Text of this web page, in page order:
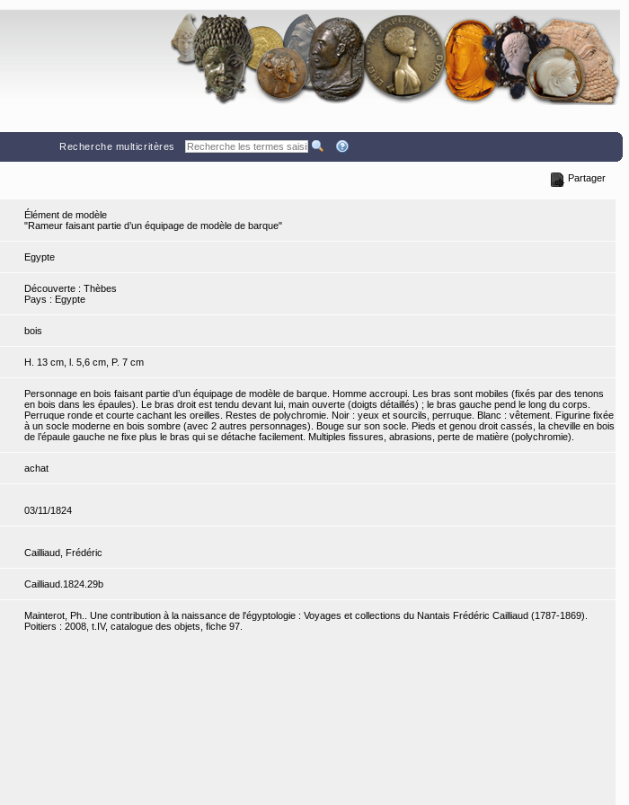
Recherche multicritères
Partager
Élément de modèle
"Rameur faisant partie d’un équipage de modèle de barque"
Egypte
Découverte : Thèbes
Pays : Egypte
bois
H. 13 cm, l. 5,6 cm, P. 7 cm
Personnage en bois faisant partie d’un équipage de modèle de barque. Homme accroupi. Les bras sont mobiles (fixés par des tenons
en bois dans les épaules). Le bras droit est tendu devant lui, main ouverte (doigts détaillés) ; le bras gauche pend le long du corps.
Perruque ronde et courte cachant les oreilles. Restes de polychromie. Noir : yeux et sourcils, perruque. Blanc : vêtement. Figurine fixée
à un socle moderne en bois sombre (avec 2 autres personnages). Bouge sur son socle. Pieds et genou droit cassés, la cheville en bois
de l’épaule gauche ne fixe plus le bras qui se détache facilement. Multiples fissures, abrasions, perte de matière (polychromie).
achat
03/11/1824
Cailliaud, Frédéric
Cailliaud.1824.29b
Mainterot, Ph.. Une contribution à la naissance de l'égyptologie : Voyages et collections du Nantais Frédéric Cailliaud (1787-1869).
Poitiers : 2008, t.IV, catalogue des objets, fiche 97.